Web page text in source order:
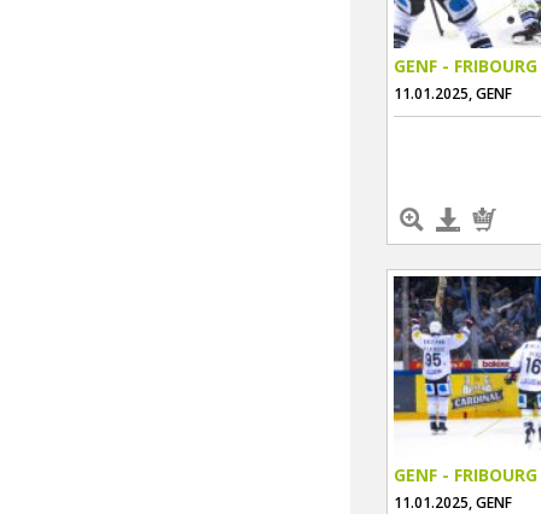
GENF - FRIBOURG
11.01.2025, GENF
GENF - FRIBOURG
11.01.2025, GENF